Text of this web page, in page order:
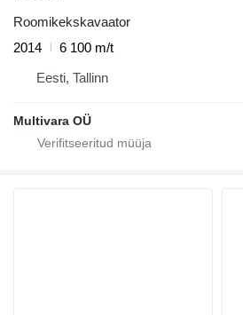
Roomikekskavaator
2014
6 100 m/t
Eesti, Tallinn
Multivara OÜ